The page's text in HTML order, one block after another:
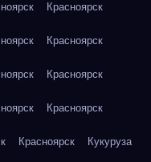
Красноярск
Красноярск
Красноярск
Красноярск
Красноярск Кукуруза